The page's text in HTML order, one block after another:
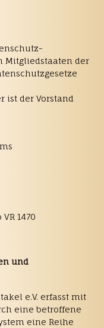
Mitgliedstaaten der
ist der Vorstand
1470
und
e.V. erfasst mit
eine betroffene
eine Reihe